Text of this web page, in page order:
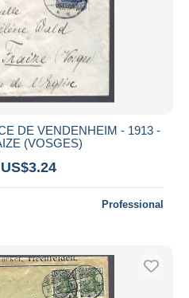
DE VENDENHEIM - 1913 -
(VOSGES)
Professional